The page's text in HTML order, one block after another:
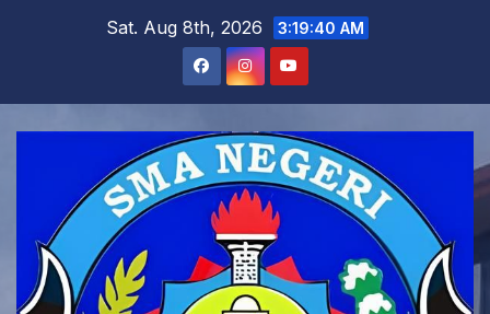
Sat. Aug 8th, 2026 3:19:41 AM